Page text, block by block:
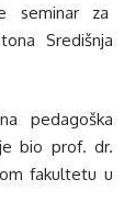
seminar za
Središnja
pedagoška
bio prof. dr.
fakultetu u